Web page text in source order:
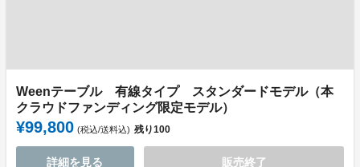
Weenテーブル 有線タイプ スタンダードモデル（本
クラウドファンディング限定モデル）
¥99,800 (税込/送料込) 残り100
詳細を見る 販売終了